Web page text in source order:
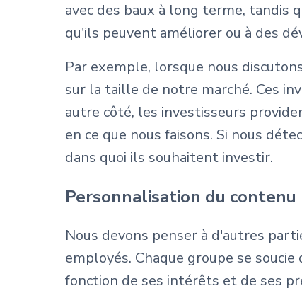
avec des baux à long terme,
qu'ils peuvent améliorer ou à des
Par exemple, lorsque nous
sur la taille de notre marché. Ces
autre côté, les investisseurs
en ce que nous faisons. Si nous
dans quoi ils souhaitent investir.
Personnalisation du
Nous devons penser à d'autres
employés. Chaque groupe se
fonction de ses intérêts et de ses